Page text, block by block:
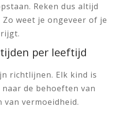
Reken dus altijd
weet je ongeveer of je
per leeftijd
richtlijnen. Elk kind is
de behoeften van
van vermoeidheid.